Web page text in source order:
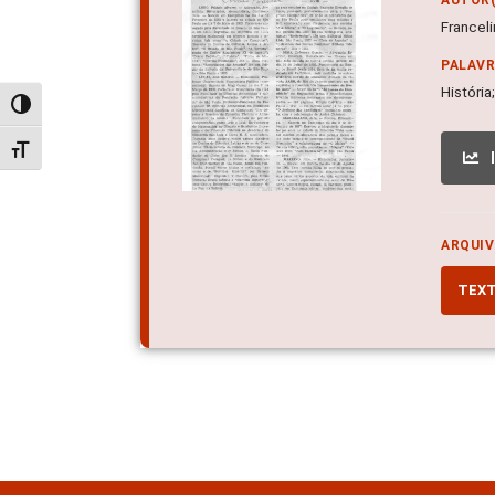
Alternar alto contraste
Alternar tamanho da fonte